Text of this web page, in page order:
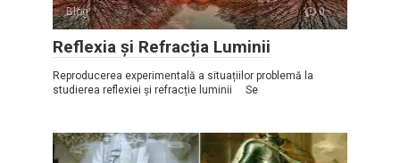
Blog 0
Reflexia și Refracția Luminii
Reproducerea experimentală a situațiilor problemă la
studierea reflexiei și refracție luminii Se